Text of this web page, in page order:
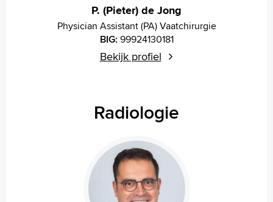
P. (Pieter) de Jong
Physician Assistant (PA) Vaatchirurgie
BIG: 99924130181
Bekijk profiel
Radiologie